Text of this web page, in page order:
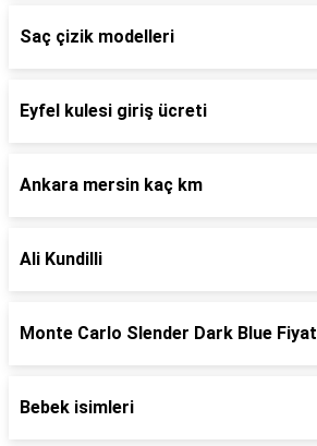
Saç çizik modelleri
Eyfel kulesi giriş ücreti
Ankara mersin kaç km
Ali Kundilli
Monte Carlo Slender Dark Blue Fiyat
Bebek isimleri